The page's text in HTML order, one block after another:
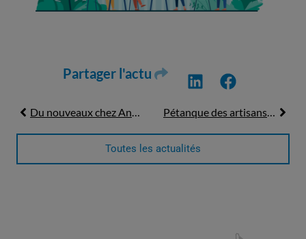
Partager l'actu
Du nouveaux chez Antémys ! Mission restructuration Pétanque des artisans de Montceaux
Toutes les actualités